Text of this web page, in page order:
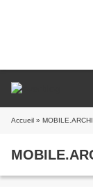
Accueil »